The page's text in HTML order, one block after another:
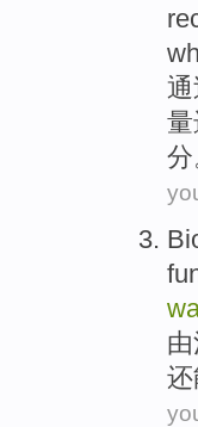
量
分
由
还